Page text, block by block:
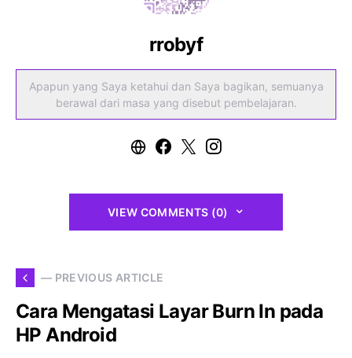
rrobyf
Apapun yang Saya ketahui dan Saya bagikan, semuanya
berawal dari masa yang disebut pembelajaran.
VIEW COMMENTS (0)
— PREVIOUS ARTICLE
Cara Mengatasi Layar Burn In pada
HP Android